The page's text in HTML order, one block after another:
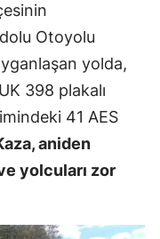
Otoyolu
yolda,
398 plakalı
41 AES
aniden
yolcuları zor